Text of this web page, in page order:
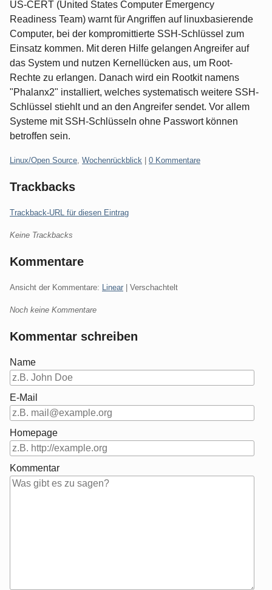
US-CERT (United States Computer Emergency
Readiness Team) warnt für Angriffen auf linuxbasierende
Computer, bei der kompromittierte SSH-Schlüssel zum
Einsatz kommen. Mit deren Hilfe gelangen Angreifer auf
das System und nutzen Kernellücken aus, um Root-
Rechte zu erlangen. Danach wird ein Rootkit namens
"Phalanx2" installiert, welches systematisch weitere SSH-
Schlüssel stiehlt und an den Angreifer sendet. Vor allem
Systeme mit SSH-Schlüsseln ohne Passwort können
betroffen sein.
Kategorien:
Linux/Open Source Wochenrückblick | 0 Kommentare
Trackbacks
Trackback-URL für diesen Eintrag
Keine Trackbacks
Kommentare
Ansicht der Kommentare: Linear | Verschachtelt
Noch keine Kommentare
Kommentar schreiben
Name
E-Mail
Homepage
Kommentar